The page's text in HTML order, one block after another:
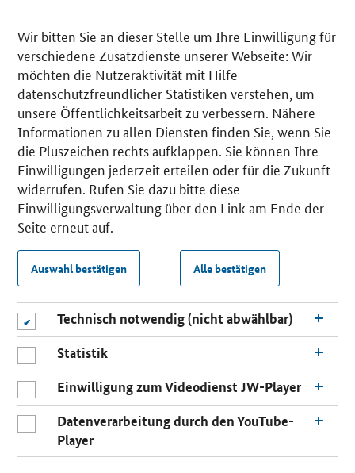
Wir bitten Sie an dieser Stelle um Ihre Einwilligung für
verschiedene Zusatzdienste unserer Webseite: Wir
möchten die Nutzeraktivität mit Hilfe
datenschutzfreundlicher Statistiken verstehen, um
unsere Öffentlichkeitsarbeit zu verbessern. Nähere
Informationen zu allen Diensten finden Sie, wenn Sie
die Pluszeichen rechts aufklappen. Sie können Ihre
Einwilligungen jederzeit erteilen oder für die Zukunft
widerrufen. Rufen Sie dazu bitte diese
Einwilligungsverwaltung über den Link am Ende der
Seite erneut auf.
Auswahl bestätigen Alle bestätigen
Technisch notwendig (nicht abwählbar)
Statistik
Einwilligung zum Videodienst JW-Player
Datenverarbeitung durch den YouTube-
Player